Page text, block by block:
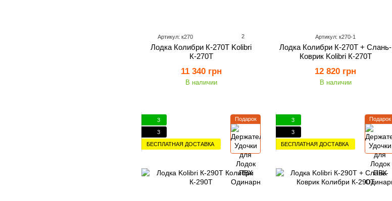
Артикул: к270 2
Лодка Колибри К-270Т Kolibri
К-270Т
11 340 грн
В наличии
Артикул: к270-1
Лодка Колибри К-270Т + Слань-
Коврик Kolibri К-270Т
12 820 грн
В наличии
Подарок
3
3
БЕСПЛАТНАЯ ДОСТАВКА
Подарок
3
3
БЕСПЛАТНАЯ ДОСТАВКА